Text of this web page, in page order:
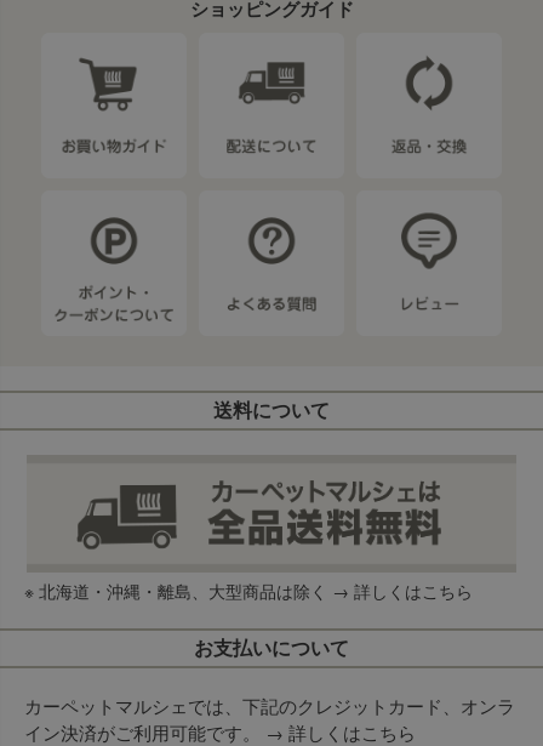
ショッピングガイド
送料について
※ 北海道・沖縄・離島、大型商品は除く → 詳しくはこちら
お支払いについて
カーペットマルシェでは、下記のクレジットカード、オンラ
イン決済がご利用可能です。 → 詳しくはこちら